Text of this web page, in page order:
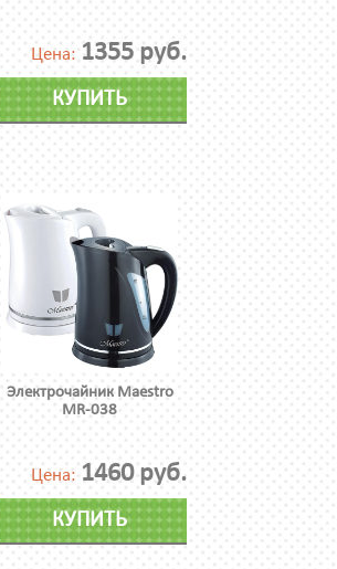
Цена: 1355 руб.
КУПИТЬ
Электрочайник Maestro
MR-038
Цена: 1460 руб.
КУПИТЬ